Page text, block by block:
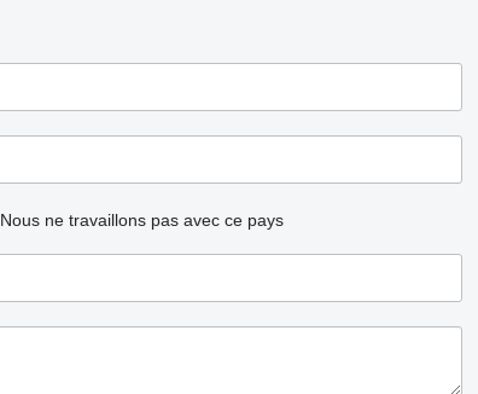
Nous ne travaillons pas avec ce pays